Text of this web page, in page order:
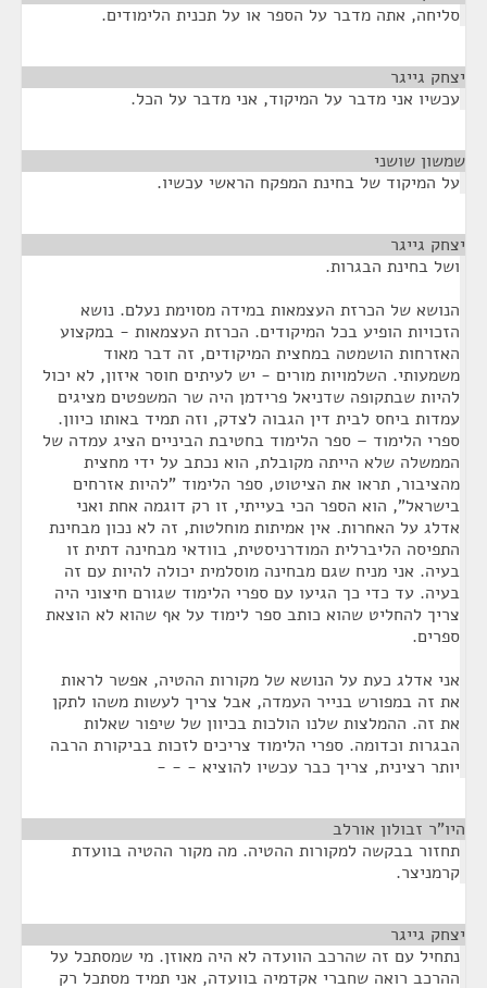
סליחה, אתה מדבר על הספר או על תכנית הלימודים.
יצחק גייגר
עכשיו אני מדבר על המיקוד, אני מדבר על הכל.
שמשון שושני
על המיקוד של בחינת המפקח הראשי עכשיו.
יצחק גייגר
ושל בחינת הבגרות.
הנושא של הכרזת העצמאות במידה מסוימת נעלם. נושא
הזכויות הופיע בכל המיקודים. הכרזת העצמאות - במקצוע
האזרחות הושמטה במחצית המיקודים, זה דבר מאוד
משמעותי. השלמויות מורים - יש לעיתים חוסר איזון, לא יכול
להיות שבתקופה שדניאל פרידמן היה שר המשפטים מציגים
עמדות ביחס לבית דין הגבוה לצדק, וזה תמיד באותו כיוון.
ספרי הלימוד – ספר הלימוד בחטיבת הביניים הציג עמדה של
הממשלה שלא הייתה מקובלת, הוא נכתב על ידי מחצית
מהציבור, תראו את הציטוט, ספר הלימוד "להיות אזרחים
בישראל", הוא הספר הכי בעייתי, זו רק דוגמה אחת ואני
אדלג על האחרות. אין אמיתות מוחלטות, זה לא נכון מבחינת
התפיסה הליברלית המודרניסטית, בוודאי מבחינה דתית זו
בעיה. אני מניח שגם מבחינה מוסלמית יכולה להיות עם זה
בעיה. עד כדי כך הגיעו עם ספרי הלימוד שגורם חיצוני היה
צריך להחליט שהוא כותב ספר לימוד על אף שהוא לא הוצאת
ספרים.
אני אדלג כעת על הנושא של מקורות ההטיה, אפשר לראות
את זה במפורש בנייר העמדה, אבל צריך לעשות משהו לתקן
את זה. ההמלצות שלנו הולכות בכיוון של שיפור שאלות
הבגרות וכדומה. ספרי הלימוד צריכים לזכות בביקורת הרבה
יותר רצינית, צריך כבר עכשיו להוציא - - -
היו"ר זבולון אורלב
תחזור בבקשה למקורות ההטיה. מה מקור ההטיה בוועדת
קרמניצר.
יצחק גייגר
נתחיל עם זה שהרכב הוועדה לא היה מאוזן. מי שמסתכל על
ההרכב רואה שחברי אקדמיה בוועדה, אני תמיד מסתכל רק